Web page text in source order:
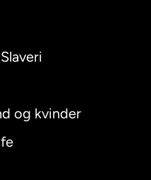
og kvinder